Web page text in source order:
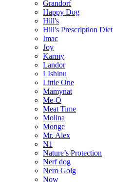
Grandorf
Happy Dog
Hill's
Hill's Prescription Diet
Imac
Joy
Karmy
Landor
LIshinu
Little One
Mamynat
Me-O
Meat Time
Molina
Monge
Mr. Alex
N1
Nature’s Protection
Nerf dog
Nero Golg
Now